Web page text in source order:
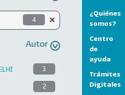
4
Autor
3
2
¿Quiénes
somos?
Centro
de
ayuda
Trámites
Digitales